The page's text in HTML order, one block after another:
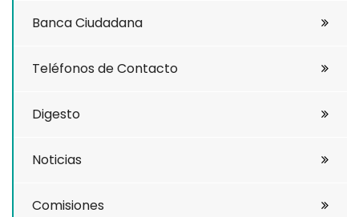
Banca Ciudadana
Teléfonos de Contacto
Digesto
Noticias
Comisiones